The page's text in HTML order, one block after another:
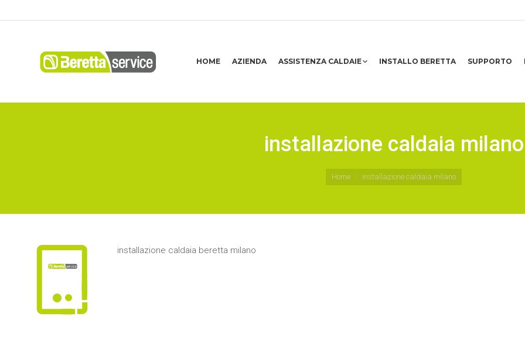
HOME AZIENDA ASSISTENZA CALDAIE INSTALLO BERETTA SUPPORTO
installazione caldaia milano
Home installazione caldaia milano
installazione caldaia beretta milano